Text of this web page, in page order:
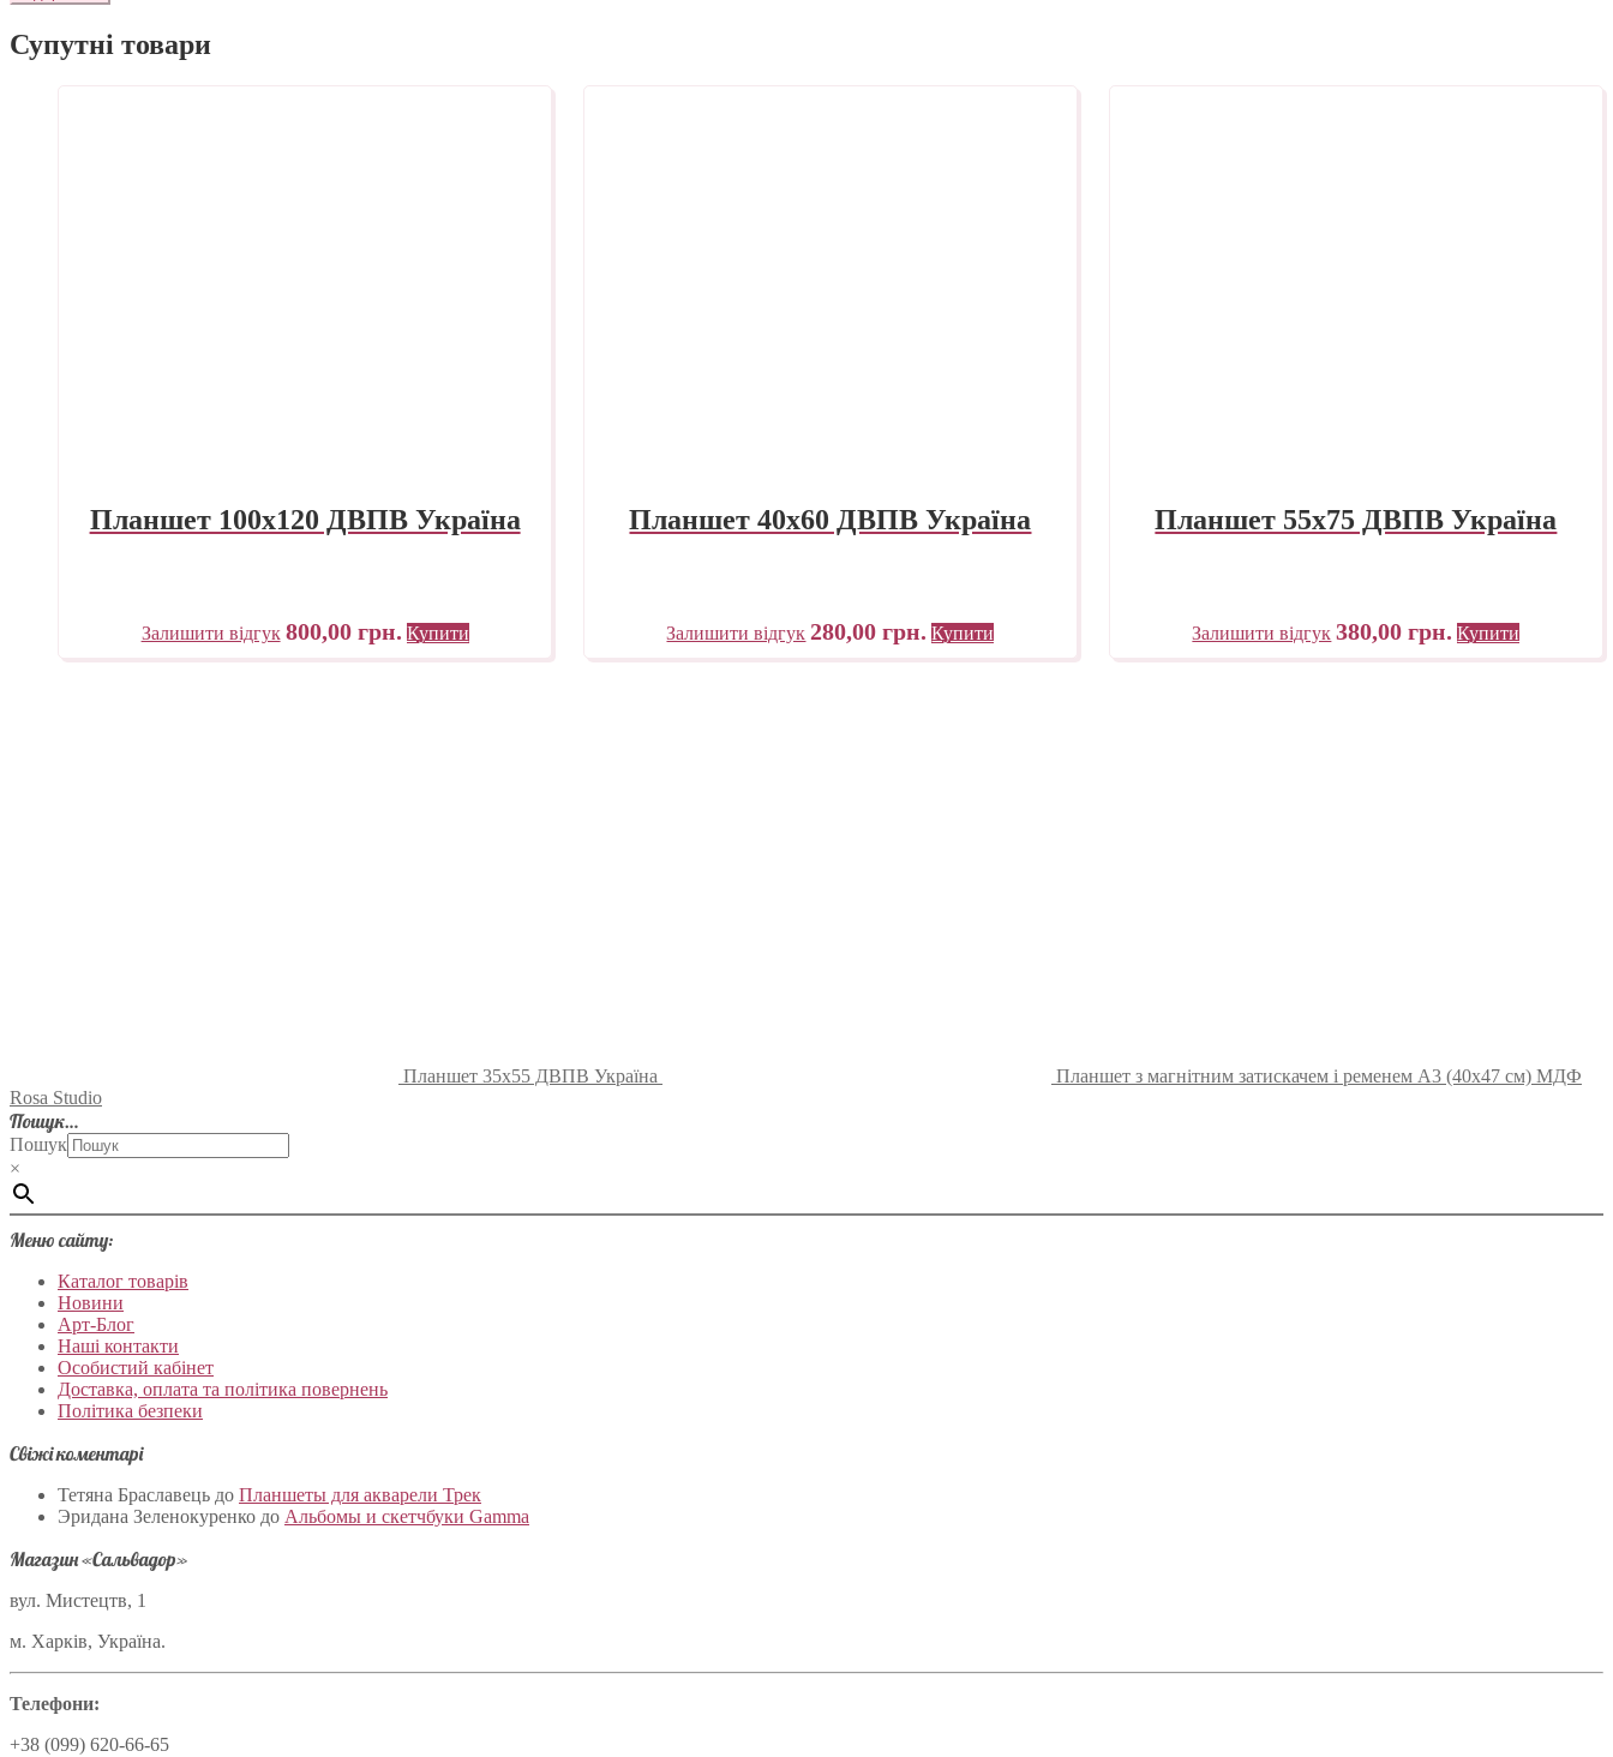
Супутні товари
Планшет 100х120 ДВПВ Україна
Залишити відгук 800,00 грн. Купити
Планшет 40х60 ДВПВ Україна
Залишити відгук 280,00грн. Купити
Планшет 55х75 ДВПВ Україна
Залишити відгук 380,00грн. Купити
Планшет 35х55 ДВПВ Україна
Планшет з магнітним затискачем і ременем А3 (40х47 см) МДФ
Rosa Studio
Пошук…
Пошук
×
Меню сайту:
Каталог товарів
Новини
Арт-Блог
Наші контакти
Особистий кабінет
Доставка, оплата та політика повернень
Політика безпеки
Свіжі коментарі
Тетяна Браславець до Планшеты для акварели Трек
Эридана Зеленокуренко до Альбомы и скетчбуки Gamma
Магазин «Сальвадор»
вул. Мистецтв, 1
м. Харків, Україна.
Телефони:
+38 (099) 620-66-65